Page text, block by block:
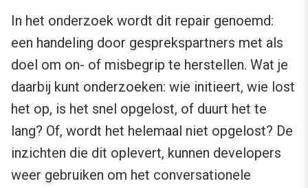
In het onderzoek wordt dit repair genoemd:
een handeling door gesprekspartners met als
doel om on- of misbegrip te herstellen. Wat je
daarbij kunt onderzoeken: wie initieert, wie lost
het op, is het snel opgelost, of duurt het te
lang? Of, wordt het helemaal niet opgelost? De
inzichten die dit oplevert, kunnen developers
weer gebruiken om het conversationele